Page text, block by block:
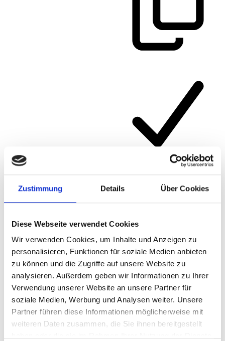
Zustimmung Details Über Cookies
Diese Webseite verwendet Cookies
Wir verwenden Cookies, um Inhalte und Anzeigen zu
personalisieren, Funktionen für soziale Medien anbieten
zu können und die Zugriffe auf unsere Website zu
analysieren. Außerdem geben wir Informationen zu Ihrer
Verwendung unserer Website an unsere Partner für
soziale Medien, Werbung und Analysen weiter. Unsere
Partner führen diese Informationen möglicherweise mit
weiteren Daten zusammen, die Sie ihnen bereitgestellt
Article number 471EPB